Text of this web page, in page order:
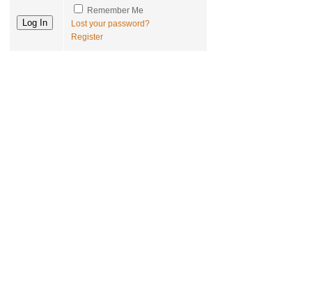
Remember Me
Lost your password?
Register